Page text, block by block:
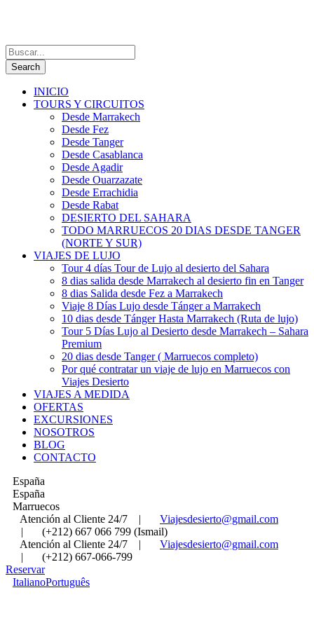
INICIO
TOURS Y CIRCUITOS
Desde Marrakech
Desde Fez
Desde Tanger
Desde Casablanca
Desde Agadir
Desde Ouarzazate
Desde Errachidia
Desde Rabat
DESIERTO DEL SAHARA
TODO MARRUECOS 20 DIAS DESDE TANGER
(NORTE Y SUR)
VIAJES DE LUJO
Tour 4 días Tour de Lujo al desierto del Sahara
8 dias salida desde Marrakech al desierto fin en Tanger
8 dias Salida desde Fez a Marrakech
Viaje 8 Días Lujo desde Tánger a Marrakech
10 dias desde Tánger Hasta Marrakech (Ruta de lujo)
Tour 5 Días Lujo al Desierto desde Marrakech – Sahara
Premium
20 dias desde Tanger ( Marruecos completo)
Por qué contratar un viaje de lujo en Marruecos con
Viajes Desierto
VIAJES A MEDIDA
OFERTAS
EXCURSIONES
NOSOTROS
BLOG
CONTACTO
España
España
Marruecos
Atención al Cliente 24/7
|
Viajesdesierto@gmail.com
|
(+212) 667 066 799 (Ismail)
Atención al Cliente 24/7
|
Viajesdesierto@gmail.com
|
(+212) 667-066-799
Reservar
ItalianoPortuguês